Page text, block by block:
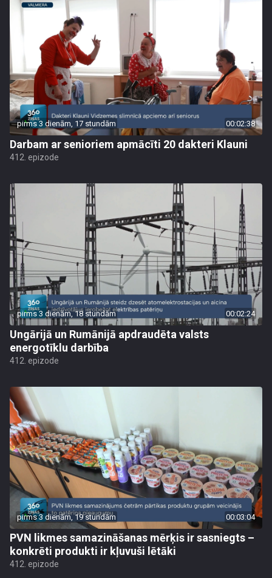
pirms 3 dienām, 17 stundām 00:02:38
Darbam ar senioriem apmācīti 20 dakteri Klauni
412. epizode
pirms 3 dienām, 18 stundām 00:02:24
Ungārijā un Rumānijā apdraudēta valsts
energotīklu darbība
412. epizode
pirms 3 dienām, 19 stundām 00:03:04
PVN likmes samazināšanas mērķis ir sasniegts –
konkrēti produkti ir kļuvuši lētāki
412. epizode